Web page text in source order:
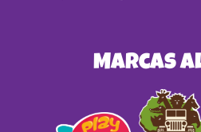
Lunes a sábado de 11am a 9pm
Domingos y festivos de 11am a
Centro Comercial Fontanar
Marcas